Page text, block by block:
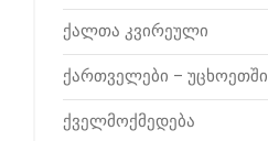
ქალთა კვირეული
ქართველები – უცხოეთში
ქველმოქმედება